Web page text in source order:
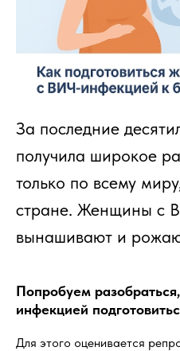
За последние
получила широкое
только по всему
стране. Женщины с
вынашивают и
Попробуем
инфекцией
Для этого оценивается